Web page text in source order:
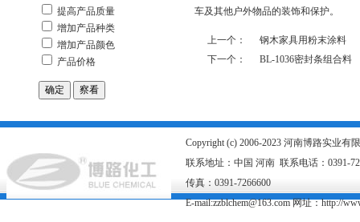
车及其他户外物品的装饰和保护。
上一个：
钢木家具用粉末涂料
下一个：
BL-1036密封条组合料
Copyright (c) 2006-2023 河南博路实业有
联系地址：中国 河南 联系电话：0391-
传真：0391-7266600
E-mail:zzblchem@163.com 网址：http://